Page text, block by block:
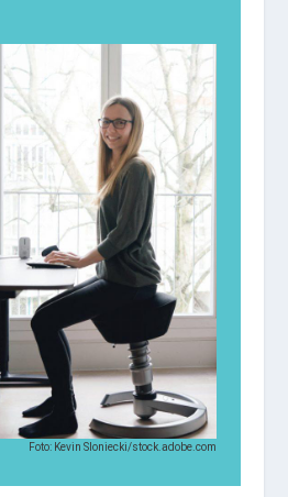
Foto: Kevin Sloniecki/stock.adobe.com